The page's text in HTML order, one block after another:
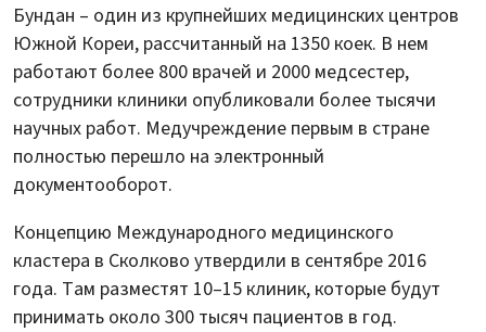
Бундан – один из крупнейших медицинских центров
Южной Кореи, рассчитанный на 1350 коек. В нем
работают более 800 врачей и 2000 медсестер,
сотрудники клиники опубликовали более тысячи
научных работ. Медучреждение первым в стране
полностью перешло на электронный
документооборот.
Концепцию Международного медицинского
кластера в Сколково утвердили в сентябре 2016
года. Там разместят 10–15 клиник, которые будут
принимать около 300 тысяч пациентов в год.